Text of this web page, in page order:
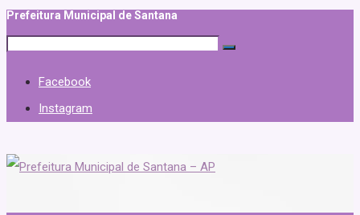
Prefeitura Municipal de Santana
Facebook
Instagram